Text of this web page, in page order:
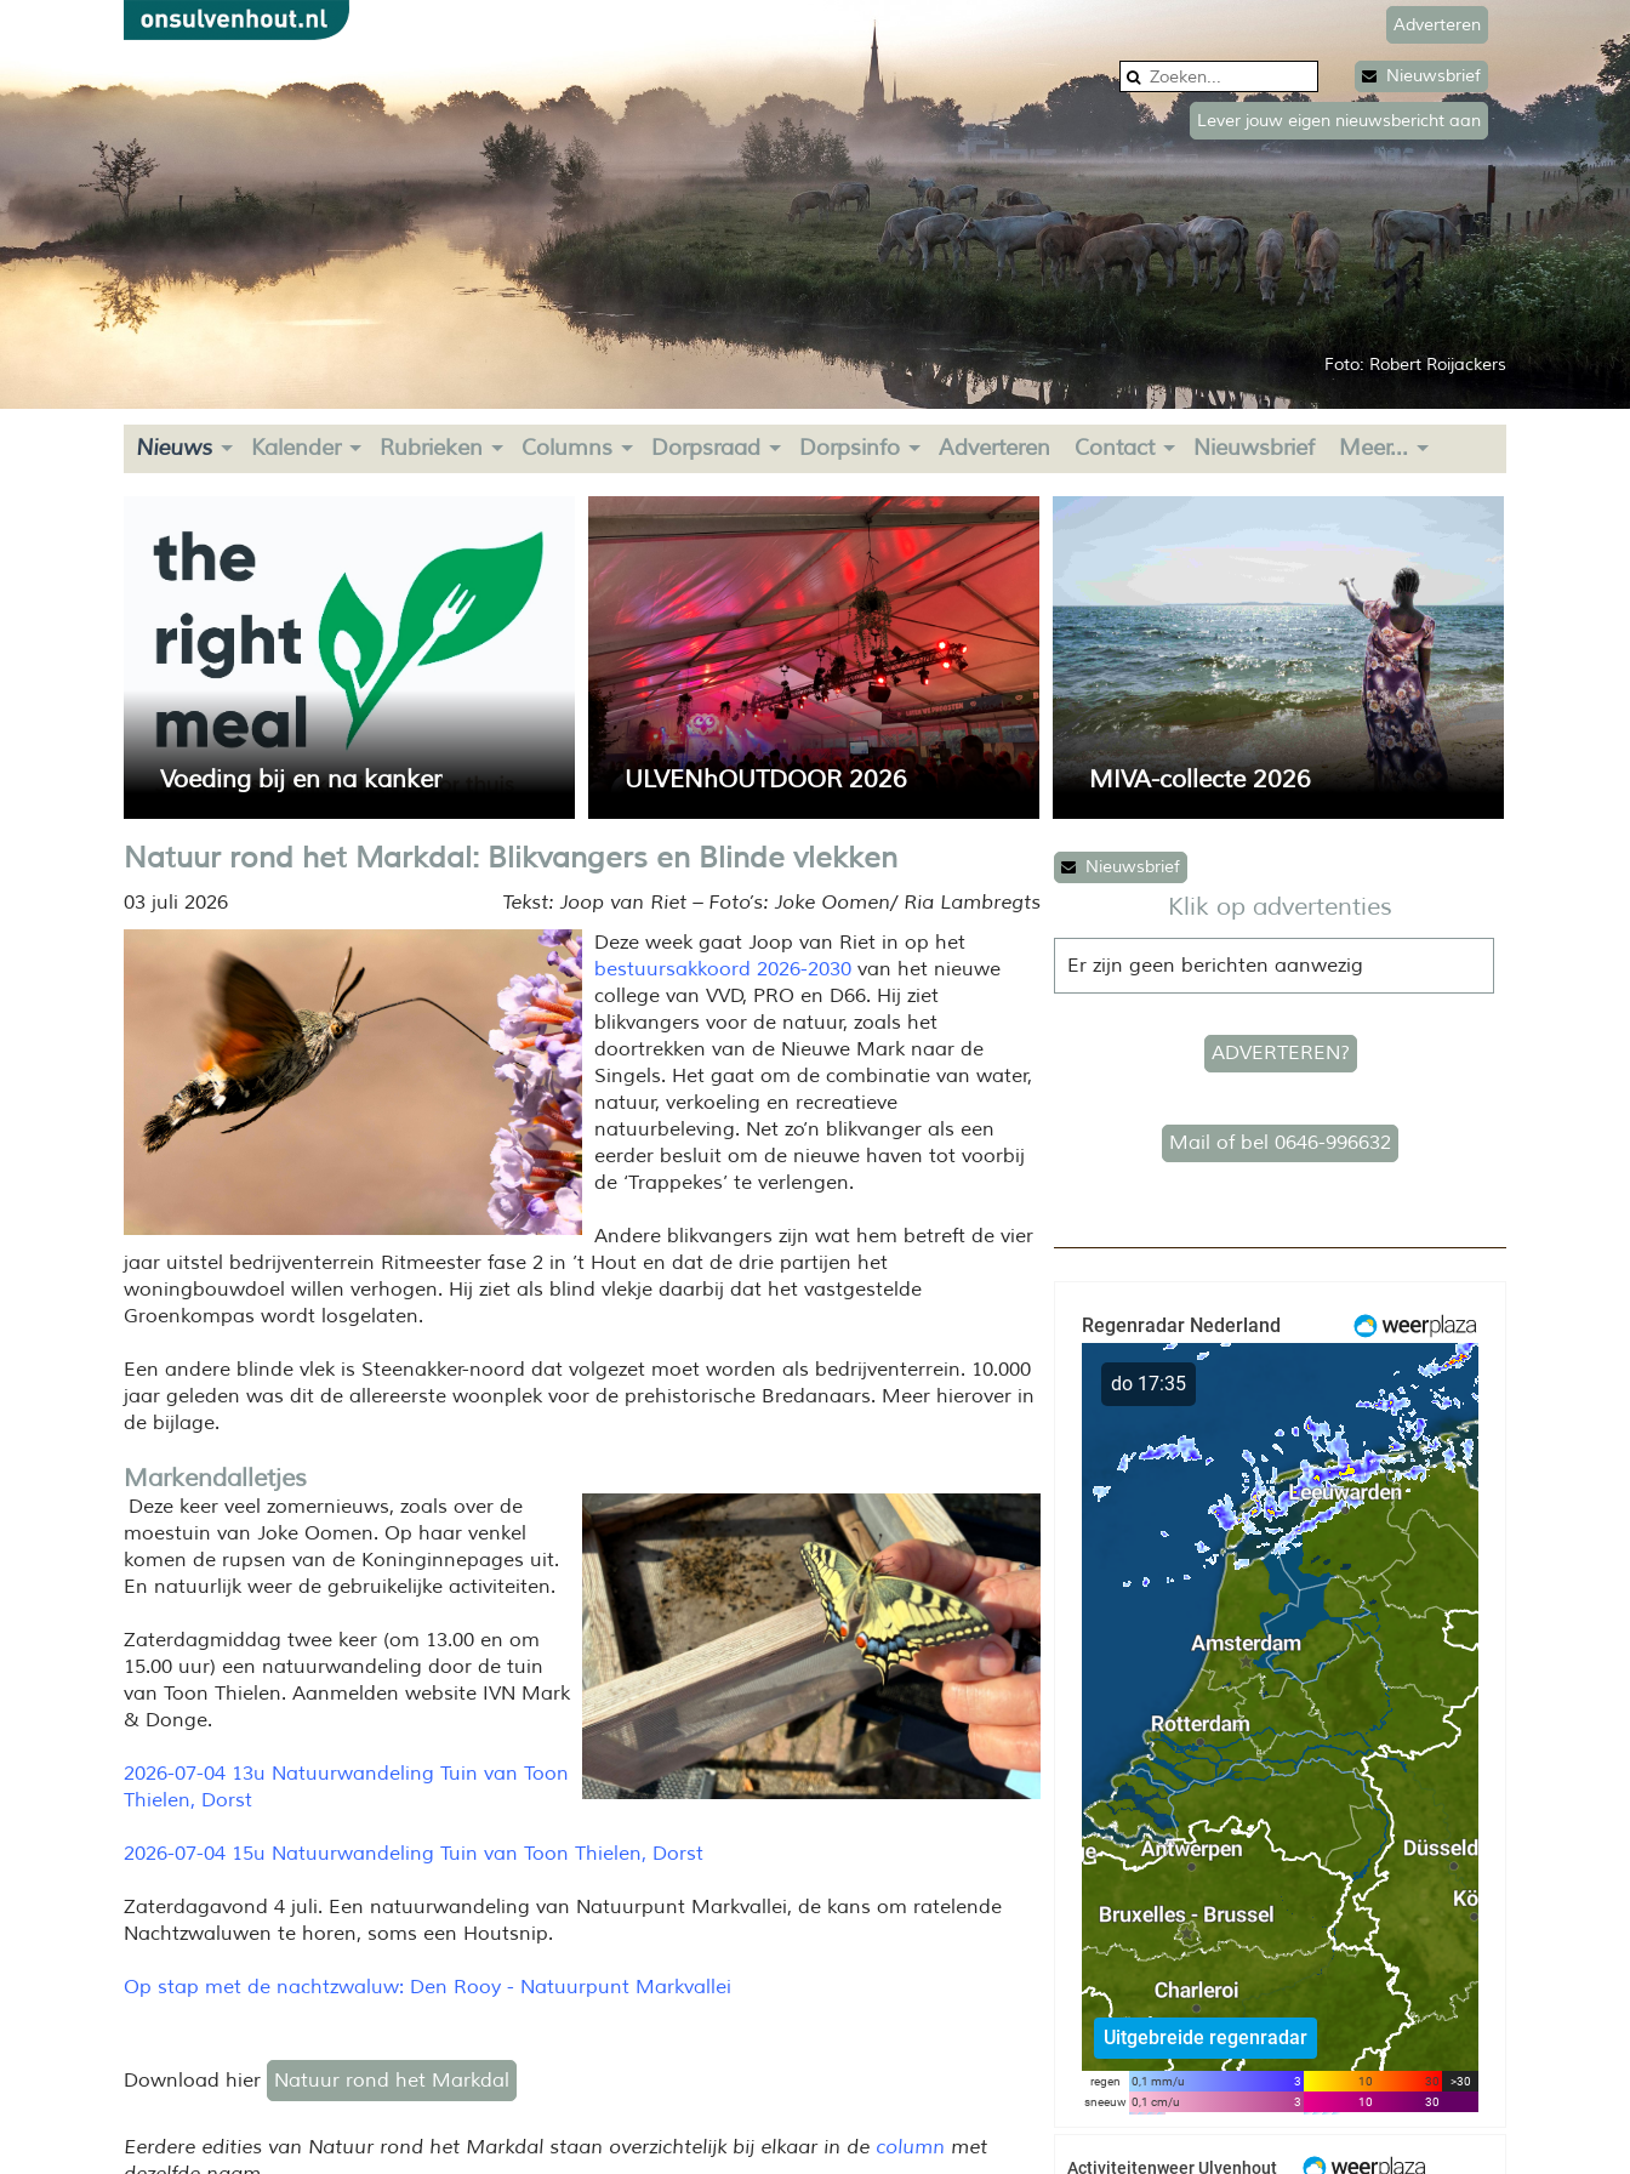
Nieuwsbrief
Nieuws Kalender Rubrieken Columns Dorpsraad Dorpsinfo Adverteren Contact Nieuwsbrief Meer...
Adverteren
Lever jouw eigen nieuwsbericht aan
Foto: Robert Roijackers
Voeding bij en na kanker
behandeling tegen kanker? Hoe belangrijk zijn
eiwitten, calorieën, vocht en beweging?
ULVENhOUTDOOR 2026
gezelligste weekend van het jaar:
ULVENhOUTDOOR.
MIVA-collecte 2026
collecte plaats. De opbrengst is bestemd voor
de aanschaf van een
ambulanceboot voor een
zorgpost op het Victoriameer in Tanzania.
Natuur rond het Markdal: Blikvangers en Blinde vlekken
03 juli 2026
Tekst: Joop van Riet – Foto’s: Joke Oomen/ Ria Lambregts
Deze week gaat Joop van Riet in op het
bestuursakkoord 2026-2030 van het nieuwe
college van VVD, PRO en D66. Hij ziet
blikvangers voor de natuur, zoals het
doortrekken van de Nieuwe Mark naar de
Singels. Het gaat om de combinatie van water,
natuur, verkoeling en recreatieve
natuurbeleving. Net zo’n blikvanger als een
eerder besluit om de nieuwe haven tot voorbij
de ‘Trappekes’ te verlengen.
Andere blikvangers zijn wat hem betreft de vier
jaar uitstel bedrijventerrein Ritmeester fase 2 in ’t Hout en dat de drie partijen het
woningbouwdoel willen verhogen. Hij ziet als blind vlekje daarbij dat het vastgestelde
Groenkompas wordt losgelaten.
Een andere blinde vlek is Steenakker-noord dat volgezet moet worden als bedrijventerrein. 10.000
jaar geleden was dit de allereerste woonplek voor de prehistorische Bredanaars. Meer hierover in
de bijlage.
Markendalletjes
Deze keer veel zomernieuws, zoals over de
moestuin van Joke Oomen. Op haar venkel
komen de rupsen van de Koninginnepages uit.
En natuurlijk weer de gebruikelijke activiteiten.
Zaterdagmiddag twee keer (om 13.00 en om
15.00 uur) een natuurwandeling door de tuin
van Toon Thielen. Aanmelden website IVN Mark
& Donge.
2026-07-04 13u Natuurwandeling Tuin van Toon
Thielen, Dorst
2026-07-04 15u Natuurwandeling Tuin van Toon Thielen, Dorst
Zaterdagavond 4 juli. Een natuurwandeling van Natuurpunt Markvallei, de kans om ratelende
Nachtzwaluwen te horen, soms een Houtsnip.
Op stap met de nachtzwaluw: Den Rooy - Natuurpunt Markvallei
Download hier Natuur rond het Markdal
Eerdere edities van Natuur rond het Markdal staan overzichtelijk bij elkaar in de column met
Nieuwsbrief
Klik op advertenties
Er zijn geen berichten aanwezig
ADVERTEREN?
Mail of bel 0646-996632